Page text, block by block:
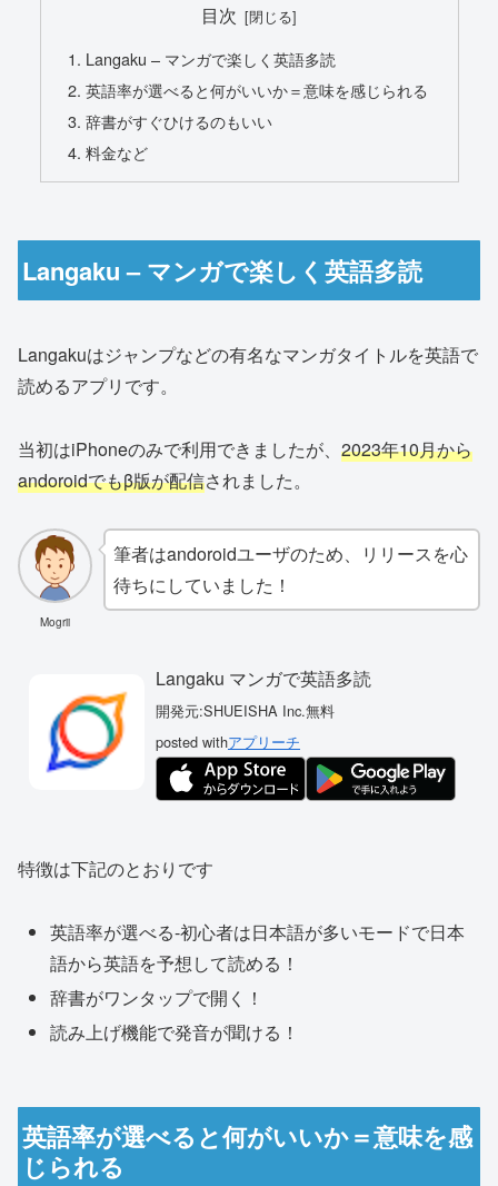
目次
Langaku – マンガで楽しく英語多読
英語率が選べると何がいいか＝意味を感じられる
辞書がすぐひけるのもいい
料金など
Langaku – マンガで楽しく英語多読
Langakuはジャンプなどの有名なマンガタイトルを英語で
読めるアプリです。
当初はiPhoneのみで利用できましたが、 2023年10月から
andoroidでもβ版が配信されました。
Mogrii
筆者はandoroidユーザのため、リリースを心
待ちにしていました！
Langaku マンガで英語多読
開発元:SHUEISHA Inc.無料
posted withアプリーチ
特徴は下記のとおりです
英語率が選べる-初心者は日本語が多いモードで日本
語から英語を予想して読める！
辞書がワンタップで開く！
読み上げ機能で発音が聞ける！
英語率が選べると何がいいか＝意味を感
じられる